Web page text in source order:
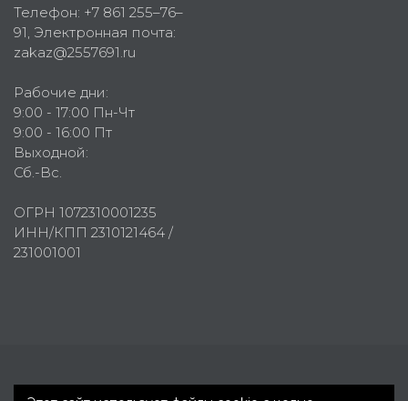
Телефон: +7 861 255–76–
91, Электронная почта:
zakaz@2557691.ru
Рабочие дни:
9:00 - 17:00 Пн-Чт
9:00 - 16:00 Пт
Выходной:
Сб.-Вс.
ОГРН 1072310001235
ИНН/КПП 2310121464 /
231001001